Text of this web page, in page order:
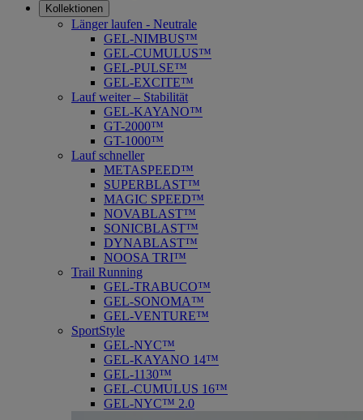
Kollektionen
Länger laufen - Neutrale
GEL-NIMBUS™
GEL-CUMULUS™
GEL-PULSE™
GEL-EXCITE™
Lauf weiter – Stabilität
GEL-KAYANO™
GT-2000™
GT-1000™
Lauf schneller
METASPEED™
SUPERBLAST™
MAGIC SPEED™
NOVABLAST™
SONICBLAST™
DYNABLAST™
NOOSA TRI™
Trail Running
GEL-TRABUCO™
GEL-SONOMA™
GEL-VENTURE™
SportStyle
GEL-NYC™
GEL-KAYANO 14™
GEL-1130™
GEL-CUMULUS 16™
GEL-NYC™ 2.0